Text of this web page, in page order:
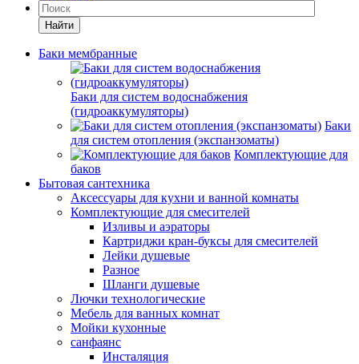
Найти
Баки мембранные
Баки для систем водоснабжения
(гидроаккумуляторы)
Баки
для систем отопления (экспанзоматы)
Комплектующие для
баков
Бытовая сантехника
Аксессуары для кухни и ванной комнаты
Комплектующие для смесителей
Изливы и аэраторы
Картриджи кран-буксы для смесителей
Лейки душевые
Разное
Шланги душевые
Лючки технологические
Мебель для ванных комнат
Мойки кухонные
санфаянс
Инсталяция